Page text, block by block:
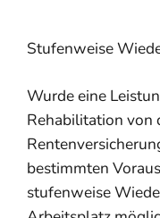
Stufenweise
Wurde eine
Rehabilitation von
bestimmten
stufenweise